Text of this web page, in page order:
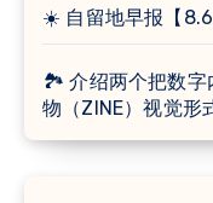
☀️ 自留地早报【8.6
🏞 介绍两个把数字
物（ZINE）视觉形